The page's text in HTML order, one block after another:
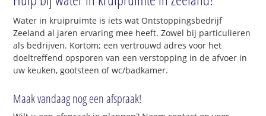
Water in kruipruimte is iets wat Ontstoppingsbedrijf
Zeeland al jaren ervaring mee heeft. Zowel bij particulieren
als bedrijven. Kortom; een vertrouwd adres voor het
doeltreffend opsporen van een verstopping in de afvoer in
uw keuken, gootsteen of wc/badkamer.
Maak vandaag nog een afspraak!